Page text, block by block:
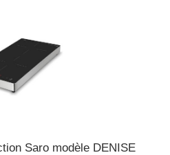
Saro modèle DENISE